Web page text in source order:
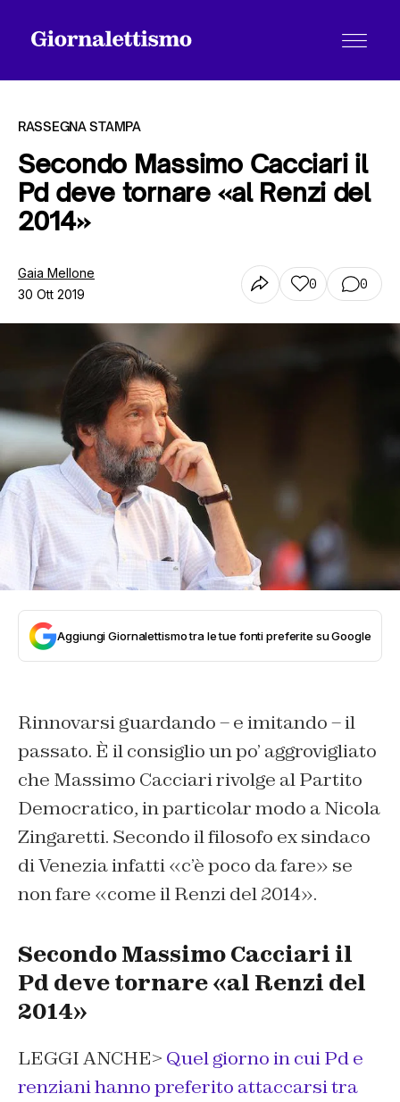
Tutti gli articoli
Chi siamo
RASSEGNA STAMPA
Secondo Massimo Cacciari il
Pd deve tornare «al Renzi del
2014»
Gaia Mellone
30 Ott 2019
0 0
Aggiungi Giornalettismo tra le tue fonti preferite su Google
Rinnovarsi guardando – e imitando – il
passato. È il consiglio un po’ aggrovigliato
che Massimo Cacciari rivolge al Partito
Democratico, in particolar modo a Nicola
Zingaretti. Secondo il filosofo ex sindaco
di Venezia infatti «c’è poco da fare» se
non fare «come il Renzi del 2014».
Secondo Massimo Cacciari il
Pd deve tornare «al Renzi del
2014»
LEGGI ANCHE> Quel giorno in cui Pd e
renziani hanno preferito attaccarsi tra